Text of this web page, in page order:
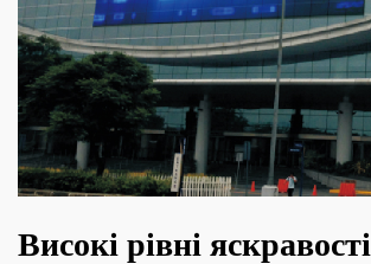
Високі рівні яскравості